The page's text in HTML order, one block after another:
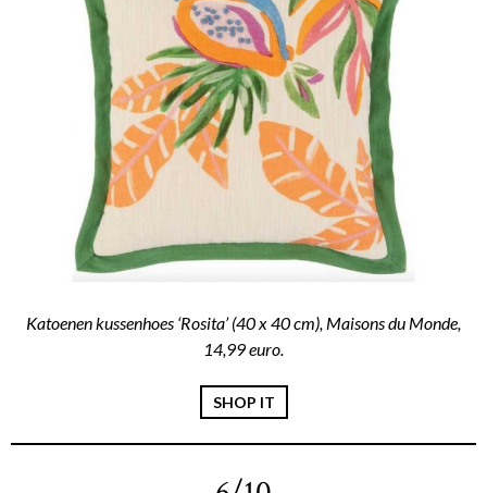
Katoenen kussenhoes ‘Rosita’ (40 x 40 cm), Maisons du Monde,
14,99 euro.
SHOP IT